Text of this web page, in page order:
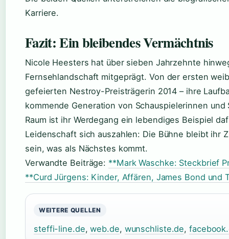
Karriere.
Fazit: Ein bleibendes Vermächtnis
Nicole Heesters hat über sieben Jahrzehnte
Fernsehlandschaft mitgeprägt. Von der ersten
gefeierten Nestroy-Preisträgerin 2014 – ihre
kommende Generation von Schauspielerinnen
Raum ist ihr Werdegang ein lebendiges Beispiel
Leidenschaft sich auszahlen: Die Bühne bleibt ihr
sein, was als Nächstes kommt.
Verwandte Beiträge: **Mark Waschke: Steckbrief
**Curd Jürgens: Kinder, Affären, James Bond und
WEITERE QUELLEN
steffi-line.de,web.de, wunschliste.de,